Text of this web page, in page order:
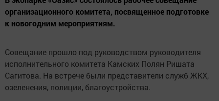
организационного комитета, посвященное подготовке
к новогодним мероприятиям.
Совещание прошло под руководством руководителя
исполнительного комитета Камских Полян Ришата
Сагитова. На встрече были представители служб ЖКХ,
озеленения, полиции, благоустройства.